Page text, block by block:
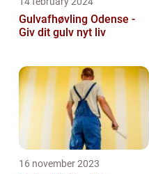
Gulvafhøvling Odense -
Giv dit gulv nyt liv
16 november 2023